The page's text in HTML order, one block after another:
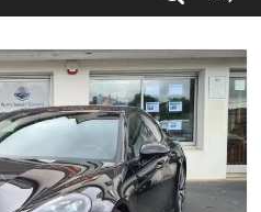
comme moteur de
logistiques au service